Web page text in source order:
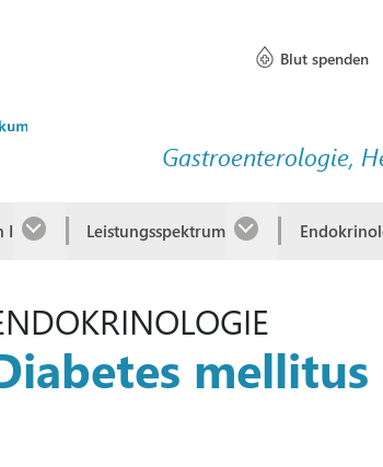
Blut spenden
Gastroenterologie,
I Leistungsspektrum
mellitus